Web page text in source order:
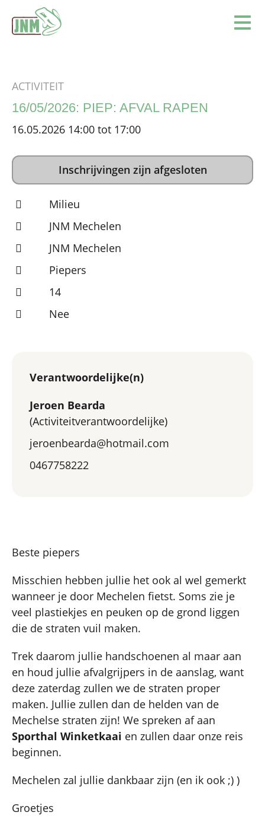
ACTIVITEIT
16/05/2026: PIEP: AFVAL RAPEN
16.05.2026 14:00 tot 17:00
Inschrijvingen zijn afgesloten
Milieu
JNM Mechelen
JNM Mechelen
Piepers
14
Nee
Verantwoordelijke(n)
Jeroen Bearda
(Activiteitverantwoordelijke)
jeroenbearda@hotmail.com
0467758222
Beste piepers
Misschien hebben jullie het ook al wel gemerkt
wanneer je door Mechelen fietst. Soms zie je
veel plastiekjes en peuken op de grond liggen
die de straten vuil maken.
Trek daarom jullie handschoenen al maar aan
en houd jullie afvalgrijpers in de aanslag, want
deze zaterdag zullen we de straten proper
maken. Jullie zullen dan de helden van de
Mechelse straten zijn! We spreken af aan
Sporthal Winketkaai en zullen daar onze reis
beginnen.
Mechelen zal jullie dankbaar zijn (en ik ook ;) )
Groetjes